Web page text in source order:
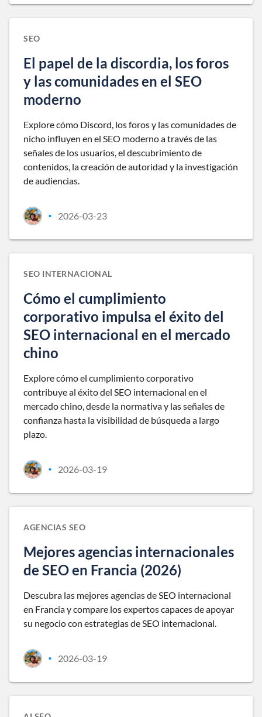
SEO
El papel de la discordia, los foros
y las comunidades en el SEO
moderno
Explore cómo Discord, los foros y las comunidades de
nicho influyen en el SEO moderno a través de las
señales de los usuarios, el descubrimiento de
contenidos, la creación de autoridad y la investigación
de audiencias.
• 2026-03-23
SEO INTERNACIONAL
Cómo el cumplimiento
corporativo impulsa el éxito del
SEO internacional en el mercado
chino
Explore cómo el cumplimiento corporativo
contribuye al éxito del SEO internacional en el
mercado chino, desde la normativa y las señales de
confianza hasta la visibilidad de búsqueda a largo
plazo.
• 2026-03-19
AGENCIAS SEO
Mejores agencias internacionales
de SEO en Francia (2026)
Descubra las mejores agencias de SEO internacional
en Francia y compare los expertos capaces de apoyar
su negocio con estrategias de SEO internacional.
• 2026-03-19